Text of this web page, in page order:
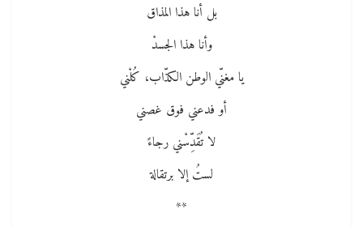
بل أنا هذا المذاق
وأنا هذا الجسدْ
يا مغنّي الوطن الكذّاب، كُلْني
أو فدعني فوق غصني
لا تُقَدِّسْني رجاءً
لستُ إلا برتقالة
**